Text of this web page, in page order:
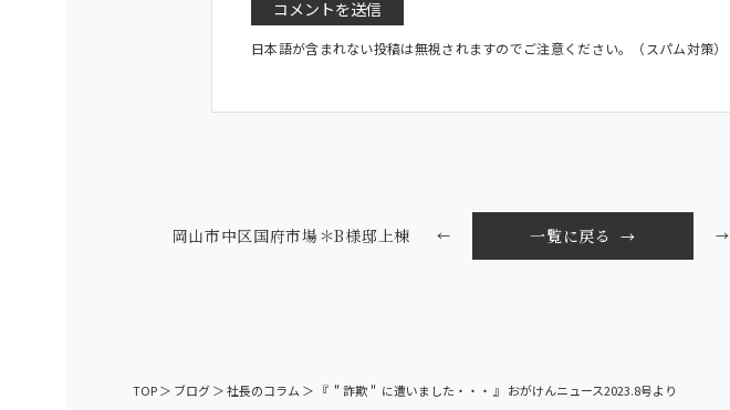
日本語が含まれない投稿は無視されますのでご注意ください。（スパム対策）
岡山市中区国府市場＊B様邸上棟 ← 一覧に戻る →
TOP＞ ブログ＞社長のコラム ＞ 『 ＂詐欺＂ に遭いました・・・ 』 おがけんニュース2023.8号より